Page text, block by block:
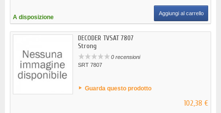
A disposizione
Aggiungi al carrello
DECODER TVSAT 7807
Strong
0 recensioni
SRT 7807
Guarda questo prodotto
102,38 €